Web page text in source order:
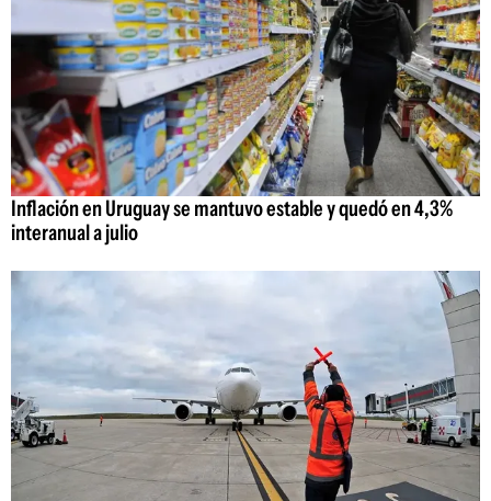
Inflación en Uruguay se mantuvo estable y quedó en 4,3%
interanual a julio